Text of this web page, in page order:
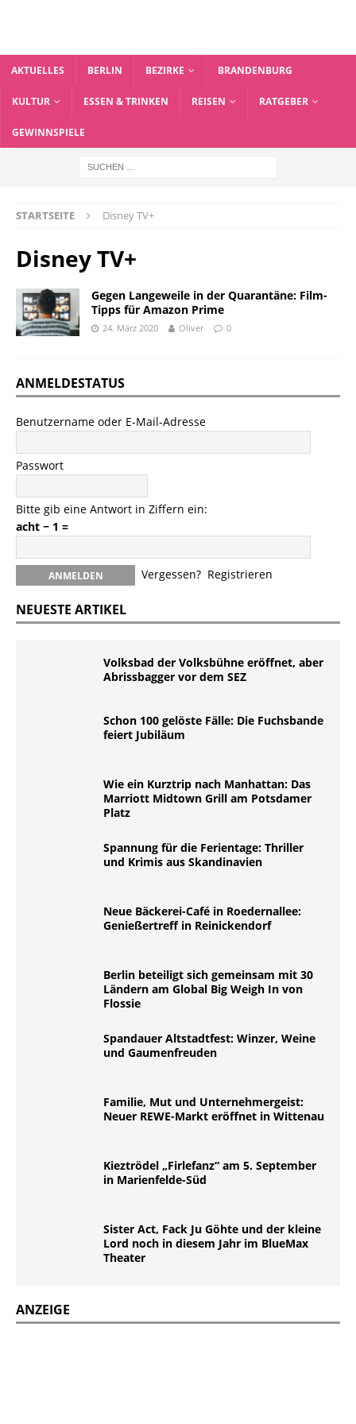
AKTUELLES BERLIN BEZIRKE BRANDENBURG
KULTUR ESSEN & TRINKEN REISEN RATGEBER
GEWINNSPIELE
STARTSEITE Disney TV+
Disney TV+
Gegen Langeweile in der Quarantäne: Film-
Tipps für Amazon Prime
24. März 2020 Oliver 0
ANMELDESTATUS
Benutzername oder E-Mail-Adresse
Passwort
Bitte gib eine Antwort in Ziffern ein:
acht − 1 =
Vergessen? Registrieren
NEUESTE ARTIKEL
Volksbad der Volksbühne eröffnet, aber
Abrissbagger vor dem SEZ
Schon 100 gelöste Fälle: Die Fuchsbande
feiert Jubiläum
Wie ein Kurztrip nach Manhattan: Das
Marriott Midtown Grill am Potsdamer
Platz
Spannung für die Ferientage: Thriller
und Krimis aus Skandinavien
Neue Bäckerei-Café in Roedernallee:
Genießertreff in Reinickendorf
Berlin beteiligt sich gemeinsam mit 30
Ländern am Global Big Weigh In von
Flossie
Spandauer Altstadtfest: Winzer, Weine
und Gaumenfreuden
Familie, Mut und Unternehmergeist:
Neuer REWE-Markt eröffnet in Wittenau
Kieztrödel „Firlefanz“ am 5. September
in Marienfelde-Süd
Sister Act, Fack Ju Göhte und der kleine
Lord noch in diesem Jahr im BlueMax
Theater
ANZEIGE